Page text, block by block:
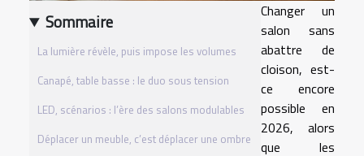
Sommaire
La lumière révèle, puis impose les volumes
Canapé, table basse : le duo sous tension
LED, scénarios : l’ère des salons modulables
Déplacer un meuble, c’est déplacer une ombre
Changer un
salon sans
abattre de
cloison, est-
ce encore
possible en
2026, alors
que les